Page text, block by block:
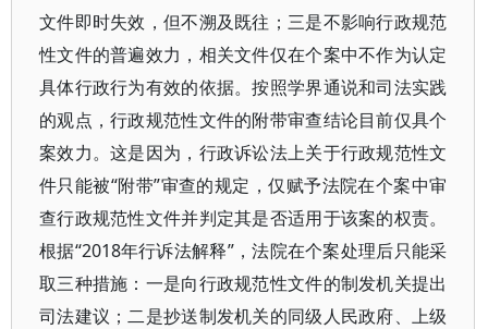
文件即时失效，但不溯及既往；三是不影响行政规范
性文件的普遍效力，相关文件仅在个案中不作为认定
具体行政行为有效的依据。按照学界通说和司法实践
的观点，行政规范性文件的附带审查结论目前仅具个
案效力。这是因为，行政诉讼法上关于行政规范性文
件只能被“附带”审查的规定，仅赋予法院在个案中审
查行政规范性文件并判定其是否适用于该案的权责。
根据“2018年行诉法解释”，法院在个案处理后只能采
取三种措施：一是向行政规范性文件的制发机关提出
司法建议；二是抄送制发机关的同级人民政府、上级